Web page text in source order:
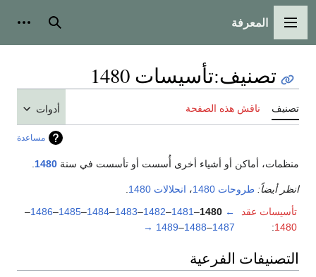
القائمة الرئيسية
المعرفة بحث
تصنيف:تأسيسات 1480
تصنيف ناقش هذه الصفحة أدوات
مساعدة
منظمات، أماكن أو أشياء أخرى أُسست أو تأسست في سنة 1480
انظر أيضاً: طروحات 1480 ، انحلالات 1480
تأسيسات عقد
1480
:
←
1480
–
1481
–
1482
–
1483
–
1484
–
1485
–
1486
–
1487
–
1488
–
1489
→
التصنيفات الفرعية